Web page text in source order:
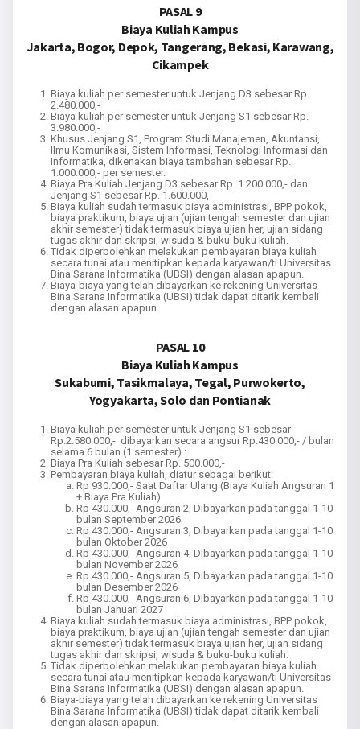
PASAL 9
Biaya Kuliah Kampus
Jakarta, Bogor, Depok, Tangerang, Bekasi, Karawang,
Cikampek
Biaya kuliah per semester untuk Jenjang D3 sebesar Rp.
2.480.000,-
Biaya kuliah per semester untuk Jenjang S1 sebesar Rp.
3.980.000,-
Khusus Jenjang S1, Program Studi Manajemen, Akuntansi,
Ilmu Komunikasi, Sistem Informasi, Teknologi Informasi dan
Informatika, dikenakan biaya tambahan sebesar Rp.
1.000.000,- per semester.
Biaya Pra Kuliah Jenjang D3 sebesar Rp. 1.200.000,- dan
Jenjang S1 sebesar Rp. 1.600.000,-
Biaya kuliah sudah termasuk biaya administrasi, BPP pokok,
biaya praktikum, biaya ujian (ujian tengah semester dan ujian
akhir semester) tidak termasuk biaya ujian her, ujian sidang
tugas akhir dan skripsi, wisuda & buku-buku kuliah.
Tidak diperbolehkan melakukan pembayaran biaya kuliah
secara tunai atau menitipkan kepada karyawan/ti Universitas
Bina Sarana Informatika (UBSI) dengan alasan apapun.
Biaya-biaya yang telah dibayarkan ke rekening Universitas
Bina Sarana Informatika (UBSI) tidak dapat ditarik kembali
dengan alasan apapun.
PASAL 10
Biaya Kuliah Kampus
Sukabumi, Tasikmalaya, Tegal, Purwokerto,
Yogyakarta, Solo dan Pontianak
Biaya kuliah per semester untuk Jenjang S1 sebesar
Rp.2.580.000,- dibayarkan secara angsur Rp.430.000,- / bulan
selama 6 bulan (1 semester) :
Biaya Pra Kuliah sebesar Rp. 500.000,-
Pembayaran biaya kuliah, diatur sebagai berikut:
Rp 930.000,- Saat Daftar Ulang (Biaya Kuliah Angsuran 1
+ Biaya Pra Kuliah)
Rp 430.000,- Angsuran 2, Dibayarkan pada tanggal 1-10
bulan September 2026
Rp 430.000,- Angsuran 3, Dibayarkan pada tanggal 1-10
bulan Oktober 2026
Rp 430.000,- Angsuran 4, Dibayarkan pada tanggal 1-10
bulan November 2026
Rp 430.000,- Angsuran 5, Dibayarkan pada tanggal 1-10
bulan Desember 2026
Rp 430.000,- Angsuran 6, Dibayarkan pada tanggal 1-10
bulan Januari 2027
Biaya kuliah sudah termasuk biaya administrasi, BPP pokok,
biaya praktikum, biaya ujian (ujian tengah semester dan ujian
akhir semester) tidak termasuk biaya ujian her, ujian sidang
tugas akhir dan skripsi, wisuda & buku-buku kuliah.
Tidak diperbolehkan melakukan pembayaran biaya kuliah
secara tunai atau menitipkan kepada karyawan/ti Universitas
Bina Sarana Informatika (UBSI) dengan alasan apapun.
Biaya-biaya yang telah dibayarkan ke rekening Universitas
Bina Sarana Informatika (UBSI) tidak dapat ditarik kembali
dengan alasan apapun.